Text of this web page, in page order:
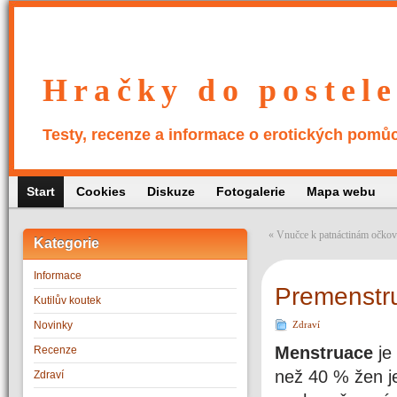
Hračky do
Testy, recenze a informace o erotických
Start Cookies Diskuze Fotogalerie Mapa webu
Kategorie
Informace
Kutilův koutek
Novinky
Recenze
Zdraví
« Vnučce k patnáctinám
Zdraví
Menstruace je
než 40 % žen